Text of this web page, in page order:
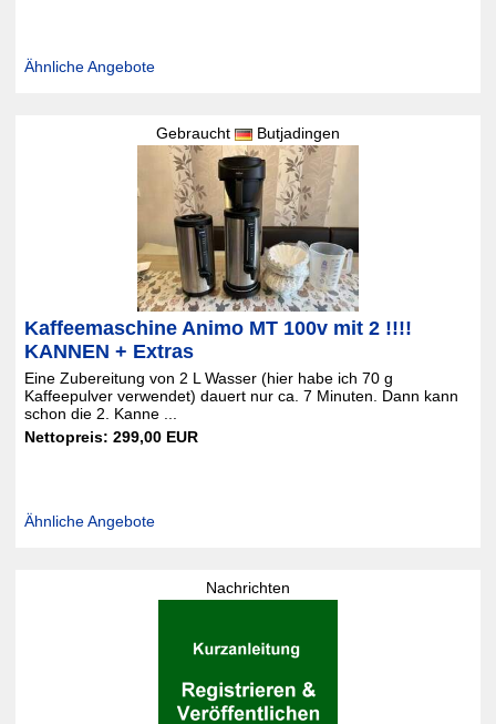
Ähnliche Angebote
Gebraucht Butjadingen
Kaffeemaschine Animo MT 100v mit 2 !!!!
KANNEN + Extras
Eine Zubereitung von 2 L Wasser (hier habe ich 70 g
Kaffeepulver verwendet) dauert nur ca. 7 Minuten. Dann kann
schon die 2. Kanne ...
Nettopreis: 299,00 EUR
Ähnliche Angebote
Nachrichten